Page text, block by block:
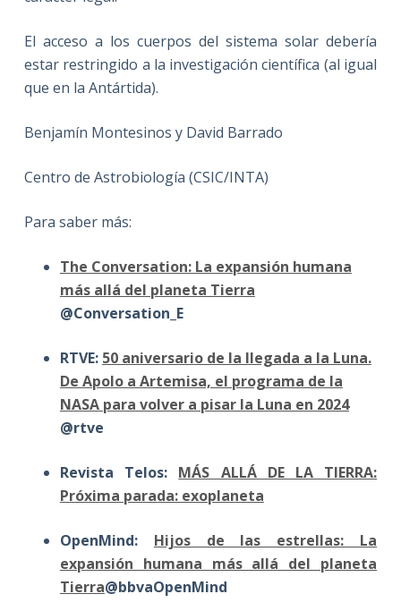
El acceso a los cuerpos del sistema solar debería
estar restringido a la investigación científica (al igual
que en la Antártida).
Benjamín Montesinos y David Barrado
Centro de Astrobiología (CSIC/INTA)
Para saber más:
The Conversation: La expansión humana
más allá del planeta Tierra
@Conversation_E
RTVE: 50 aniversario de la llegada a la Luna.
De Apolo a Artemisa, el programa de la
NASA para volver a pisar la Luna en 2024
@rtve
Revista Telos: MÁS ALLÁ DE LA TIERRA:
Próxima parada: exoplaneta
OpenMind: Hijos de las estrellas: La
expansión humana más allá del planeta
Tierra@bbvaOpenMind